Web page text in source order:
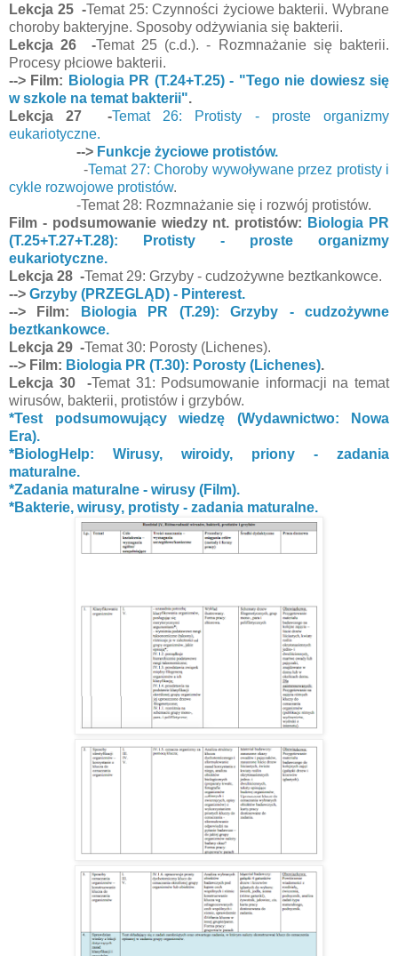
Lekcja 25 -Temat 25: Czynności życiowe bakterii. Wybrane
choroby bakteryjne. Sposoby odżywiania się bakterii.
Lekcja 26 -Temat 25 (c.d.). - Rozmnażanie się bakterii.
Procesy płciowe bakterii.
--> Film: Biologia PR (T.24+T.25) - "Tego nie dowiesz się
w szkole na temat bakterii".
Lekcja 27 -Temat 26: Protisty - proste organizmy
eukariotyczne.
--> Funkcje życiowe protistów.
-Temat 27: Choroby wywoływane przez protisty i
cykle rozwojowe protistów.
-Temat 28: Rozmnażanie się i rozwój protistów.
Film - podsumowanie wiedzy nt. protistów: Biologia PR
(T.25+T.27+T.28): Protisty - proste organizmy
eukariotyczne.
Lekcja 28 -Temat 29: Grzyby - cudzożywne beztkankowce.
--> Grzyby (PRZEGLĄD) - Pinterest.
--> Film:
Biologia PR (T.29): Grzyby - cudzożywne
beztkankowce.
Lekcja 29 -Temat 30: Porosty (Lichenes).
--> Film: Biologia PR (T.30): Porosty (Lichenes).
Lekcja 30 -Temat 31: Podsumowanie informacji na temat
wirusów, bakterii, protistów i grzybów.
*Test podsumowujący wiedzę (Wydawnictwo: Nowa
Era).
*BiologHelp: Wirusy, wiroidy, priony - zadania
maturalne.
*Zadania maturalne - wirusy (Film).
*Bakterie, wirusy, protisty - zadania maturalne.